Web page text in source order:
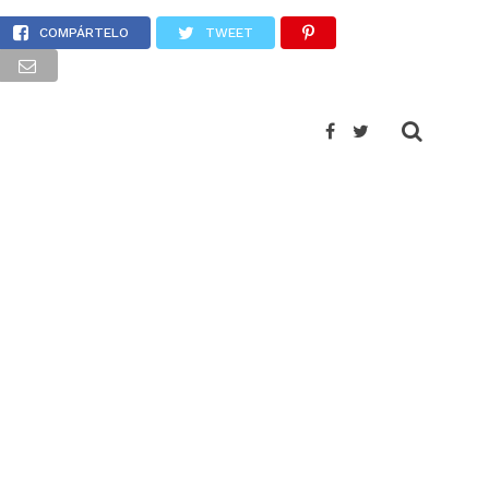
COMPÁRTELO TWEET